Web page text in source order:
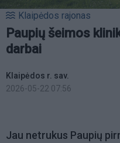
Klaipėdos rajonas
Paupių šeimos
darbai
Klaipėdos r. sav.
2026-05-22 07:56
Jau netrukus Paupių